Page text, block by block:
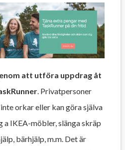
att utföra uppdrag åt
. Privatpersoner
orkar eller kan göra själva
a IKEA-möbler, slänga skräp
bärhjälp, m.m. Det är